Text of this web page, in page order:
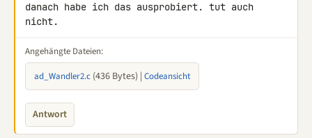
danach habe ich das ausprobiert. tut auch
nicht.
Angehängte Dateien:
ad_Wandler2.c (436 Bytes) | Codeansicht
Antwort